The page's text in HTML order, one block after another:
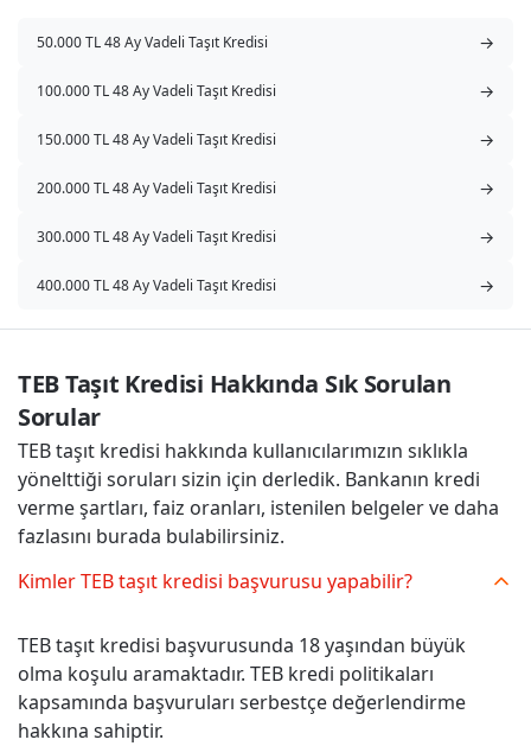
50.000 TL 48 Ay Vadeli Taşıt Kredisi →
100.000 TL 48 Ay Vadeli Taşıt Kredisi →
150.000 TL 48 Ay Vadeli Taşıt Kredisi →
200.000 TL 48 Ay Vadeli Taşıt Kredisi →
300.000 TL 48 Ay Vadeli Taşıt Kredisi →
400.000 TL 48 Ay Vadeli Taşıt Kredisi →
TEB Taşıt Kredisi Hakkında Sık Sorulan
Sorular
TEB taşıt kredisi hakkında kullanıcılarımızın sıklıkla
yönelttiği soruları sizin için derledik. Bankanın kredi
verme şartları, faiz oranları, istenilen belgeler ve daha
fazlasını burada bulabilirsiniz.
Kimler TEB taşıt kredisi başvurusu yapabilir?
TEB taşıt kredisi başvurusunda 18 yaşından büyük
olma koşulu aramaktadır. TEB kredi politikaları
kapsamında başvuruları serbestçe değerlendirme
hakkına sahiptir.